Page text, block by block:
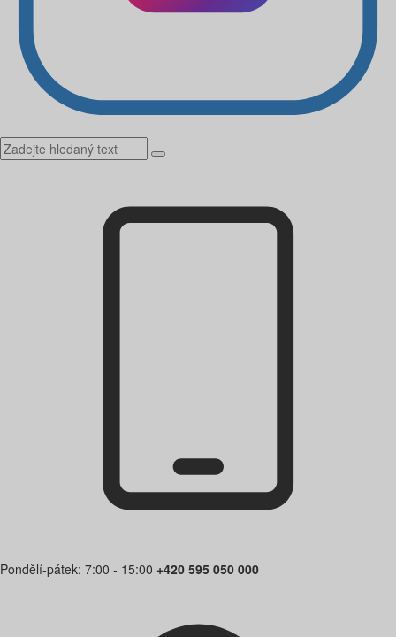
Pondělí-pátek: 7:00 - 15:00 +420 595 050 000